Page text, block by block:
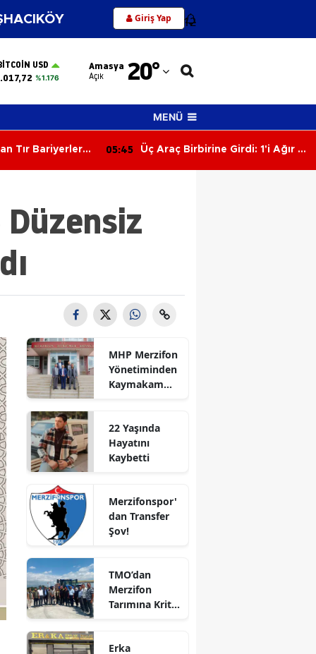
Giriş Yap 12
USD
%1.176
Amasya
Açık 20°
Adana
Adıyaman
Ağrı
Amasya
Antalya
Balıkesir
Bilecik
Bingöl
Bitlis
Burdur
Çanakkale
Çankırı
Denizli
Edirne
MENÜ
Tır Bariyerlere
05:45
Üç Araç Birbirine Girdi: 1'i Ağır 2
Düzensiz
MHP Merzifon
Yönetiminden
Kaymakam
Ziyaret
22 Yaşında
Hayatını
Kaybetti
Merzifonspor'
dan Transfer
Şov!
TMO’dan
Merzifon
Tarımına Kritik
Erka